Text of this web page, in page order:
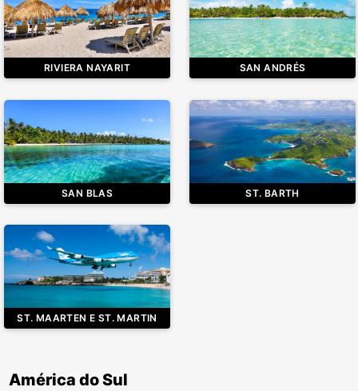
RIVIERA NAYARIT SAN ANDRÉS
SAN BLAS ST. BARTH
ST. MAARTEN E ST. MARTIN
América do Sul